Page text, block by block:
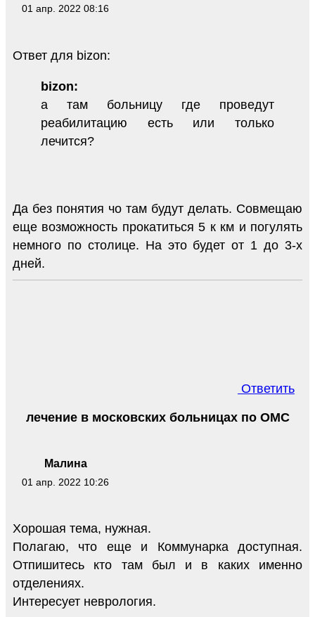
01 апр. 2022 08:16
Ответ для bizon:
bizon:
а там больницу где проведут
реабилитацию есть или только
лечится?
Да без понятия чо там будут делать. Совмещаю
еще возможность прокатиться 5 к км и погулять
немного по столице. На это будет от 1 до 3-х
дней.
Ответить
Малина
01 апр. 2022 10:26
лечение в московских больницах по ОМС
Хорошая тема, нужная.
Полагаю, что еще и Коммунарка доступная.
Отпишитесь кто там был и в каких именно
отделениях.
Интересует неврология.